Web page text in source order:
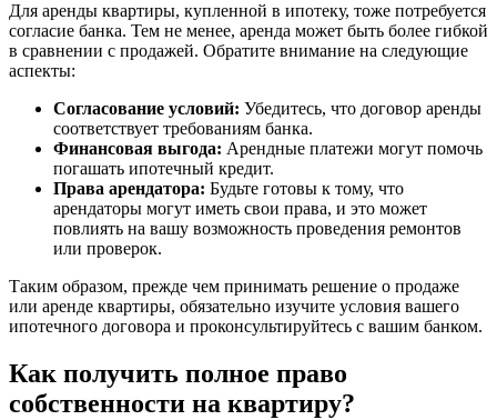
Для аренды квартиры, купленной в ипотеку, тоже потребуется
согласие банка. Тем не менее, аренда может быть более гибкой
в сравнении с продажей. Обратите внимание на следующие
аспекты:
Согласование условий: Убедитесь, что договор аренды
соответствует требованиям банка.
Финансовая выгода: Арендные платежи могут помочь
погашать ипотечный кредит.
Права арендатора: Будьте готовы к тому, что
арендаторы могут иметь свои права, и это может
повлиять на вашу возможность проведения ремонтов
или проверок.
Таким образом, прежде чем принимать решение о продаже
или аренде квартиры, обязательно изучите условия вашего
ипотечного договора и проконсультируйтесь с вашим банком.
Как получить полное право
собственности на квартиру?